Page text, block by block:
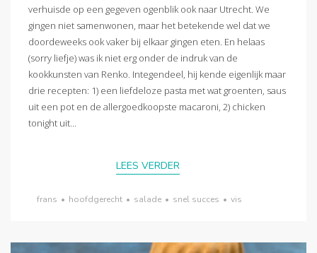
verhuisde op een gegeven ogenblik ook naar Utrecht. We
gingen niet samenwonen, maar het betekende wel dat we
doordeweeks ook vaker bij elkaar gingen eten. En helaas
(sorry liefje) was ik niet erg onder de indruk van de
kookkunsten van Renko. Integendeel, hij kende eigenlijk maar
drie recepten: 1) een liefdeloze pasta met wat groenten, saus
uit een pot en de allergoedkoopste macaroni, 2) chicken
tonight uit...
LEES VERDER
frans • hoofdgerecht • salade • snel succes • vis